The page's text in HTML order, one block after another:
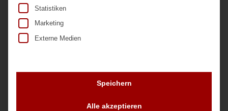
Statistiken
Marketing
Externe Medien
Speichern
Alle akzeptieren